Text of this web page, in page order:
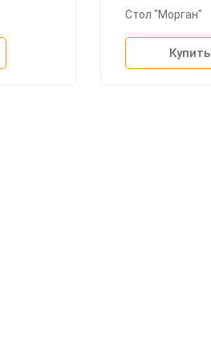
Стол "Морган"
Купить